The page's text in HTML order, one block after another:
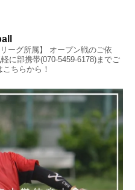
ーグ所属】
オープン戦のご依
に部携帯(070-5459-6178)までご
こちらから！